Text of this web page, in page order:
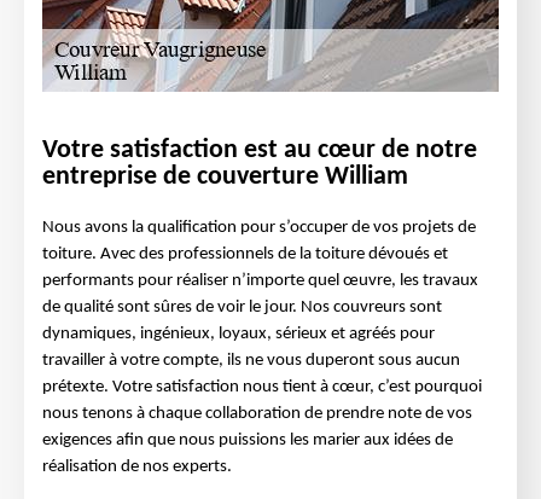
Votre satisfaction est au cœur de notre
entreprise de couverture William
Nous avons la qualification pour s’occuper de vos projets de
toiture. Avec des professionnels de la toiture dévoués et
performants pour réaliser n’importe quel œuvre, les travaux
de qualité sont sûres de voir le jour. Nos couvreurs sont
dynamiques, ingénieux, loyaux, sérieux et agréés pour
travailler à votre compte, ils ne vous duperont sous aucun
prétexte. Votre satisfaction nous tient à cœur, c’est pourquoi
nous tenons à chaque collaboration de prendre note de vos
exigences afin que nous puissions les marier aux idées de
réalisation de nos experts.